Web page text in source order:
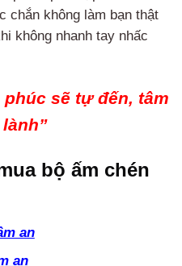
chắn không làm bạn thật
không nhanh tay nhấc
phúc sẽ tự đến, tâm
bộ ấm chén
an
an